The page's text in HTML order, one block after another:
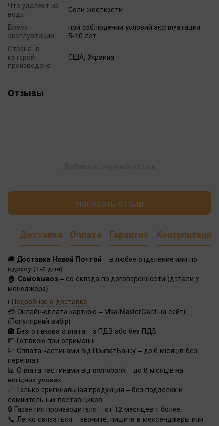
Что удаляет из
воды
Соли жесткости
Время
эксплуатации
при соблюдении условий эксплуатации -
5-10 лет
Страна, в
которой
произведено
США, Украина
Отзывы
Написать отзыв
Доставка Оплата Гарантия Консультация
🚚 Доставка Новой Почтой – в любое отделение или по
адресу (1-2 дня)
🏠 Самовывоз – со склада по договоренности (детали у
менеджера)
ℹ️ Подробнее о доставке
💳 Онлайн-оплата карткою – Visa/MasterCard на сайті
(Популярний вибір)
🏦 Безготівкова оплата – з ПДВ або без ПДВ
💵 Готівкою при отриманні
📈 Оплата частинами від ПриватБанку – до 6 місяців без
переплат
📊 Оплата частинами від monobank – до 8 місяців на
вигідних умовах
✅ Только оригинальная продукция – без подделок и
сомнительных поставщиков
🔒 Гарантия производителя – от 12 месяцев т более.
📞 Легко связаться – звоните, пишите в мессенджеры или